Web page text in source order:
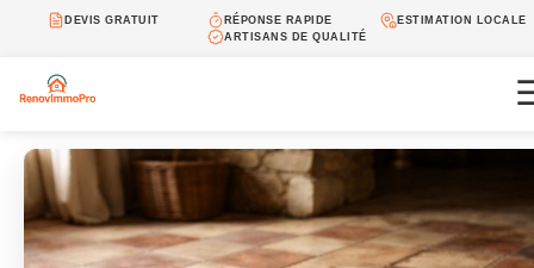
DEVIS GRATUIT RÉPONSE RAPIDE
ESTIMATION LOCALE
ARTISANS DE QUALITÉ